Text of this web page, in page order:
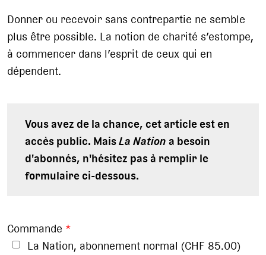
Donner ou recevoir sans contrepartie ne semble
plus être possible. La notion de charité s’estompe,
à commencer dans l’esprit de ceux qui en
dépendent.
Vous avez de la chance, cet article est en
accès public. MaisLa Nationa besoin
d'abonnés, n'hésitez pas à remplir le
formulaire ci-dessous.
Commande *
La Nation, abonnement normal (CHF 85.00)